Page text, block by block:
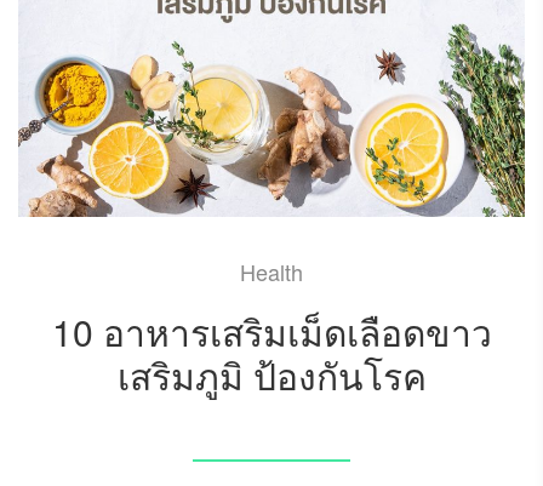
Health
10 อาหารเสริมเม็ดเลือดขาว
เสริมภูมิ ป้องกันโรค